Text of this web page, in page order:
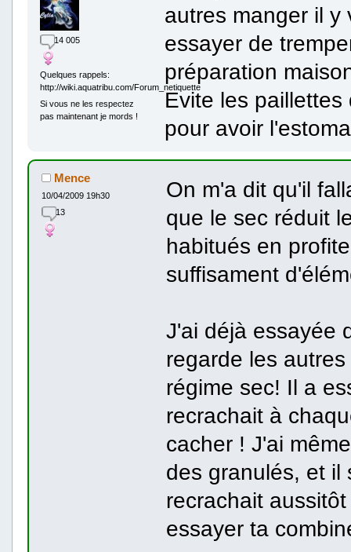
14 005
Quelques rappels:
http://wiki.aquatribu.com/Forum_netiquette
Si vous ne les respectez
pas maintenant je mords !
autres manger il y
essayer de
préparation
Evite les
pour avoir
Mence
10/04/2009 19h30
13
On m'a dit qu'il
que le sec réduit
habitués en
suffisament
J'ai déjà essayée
regarde les
régime sec! Il a
recrachait à
cacher ! J'ai
des granulés, et il
recrachait
essayer ta